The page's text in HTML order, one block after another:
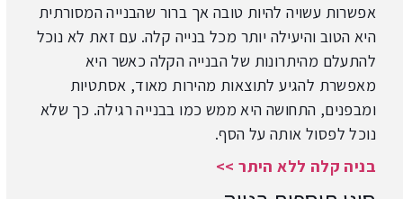
אפשרות עשויה להיות טובה אך ברור שהבנייה המסורתית
היא הטוב והיעילה יותר מכל בנייה קלה. עם זאת לא נוכל
להתעלם מהיתרונות של הבנייה הקלה כאשר היא
מאפשרת להגיע לתוצאות מהירות מאוד, אסתטיות
ומבפנים, התחושה היא ממש כמו בבנייה רגילה. כך שלא
נוכל לפסול אותה על הסף.
בניה קלה ללא היתר >>